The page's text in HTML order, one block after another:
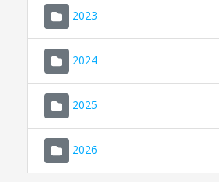
2023
2024
2025
2026